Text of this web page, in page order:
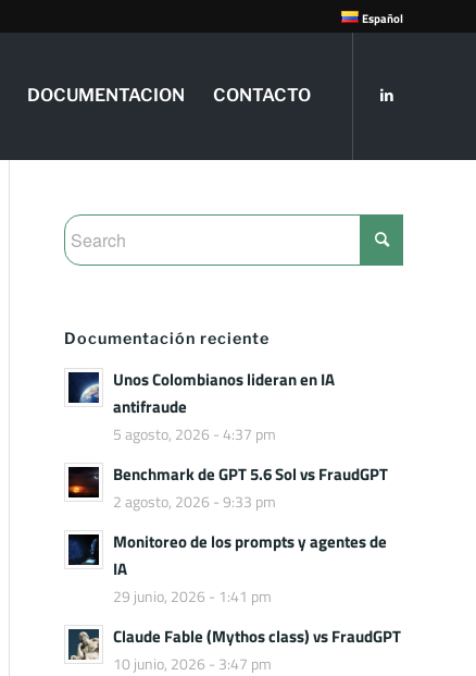
Español
DOCUMENTACION CONTACTO
Documentación reciente
Unos Colombianos lideran en IA
antifraude
5 agosto, 2026 - 4:37 pm
Benchmark de GPT 5.6 Sol vs FraudGPT
2 agosto, 2026 - 9:33 pm
Monitoreo de los prompts y agentes de
IA
29 junio, 2026 - 1:41 pm
Claude Fable (Mythos class) vs FraudGPT
10 junio, 2026 - 3:47 pm